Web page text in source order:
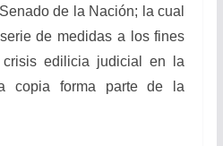
de la Nación; la cual
de medidas a los fines
edilicia judicial en la
copia forma parte de la